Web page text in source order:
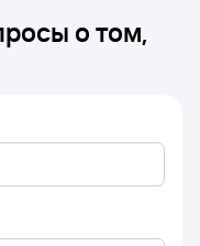
о том,